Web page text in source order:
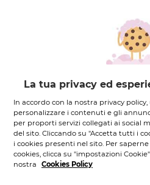
DI INGREDIENTI DI ORIGINE
9,95 €
Quantità
Consegna in 3-5 giorni.
La tua privacy ed
In accordo con la nostra privacy
personalizzare i contenuti e gli
per proporti servizi collegati ai social
del sito. Cliccando su "Accetta tutti i
i cookies presenti nel sito. Per
cookies, clicca su "impostazioni
nostra
Cookies Policy